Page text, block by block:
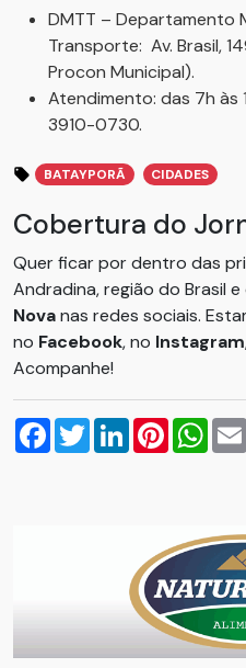
DMTT – Departamento
Transporte: Av. Brasil,
Procon Municipal).
Atendimento: das 7h às
3910-0730.
BATAYPORÃ CIDADES
Cobertura do
Quer ficar por dentro das
Andradina, região do Brasil
Novanas redes sociais.
no Facebook, no Instagram
Acompanhe!
Facebook
TwitterLinkedInPinterest